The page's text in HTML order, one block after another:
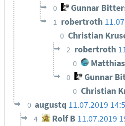
0 Gunnar
1 robertroth
0 Christian
2 robertroth
0 Matthias
0 Gunnar
0 Christian
0 augustq 11.07.2019
4 Rolf B 11.07.2019